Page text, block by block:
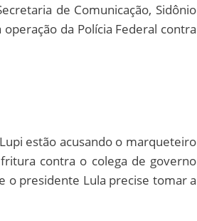
de Comunicação, Sidônio
da Polícia Federal contra
estão acusando o marqueteiro
contra o colega de governo
o presidente Lula precise tomar a